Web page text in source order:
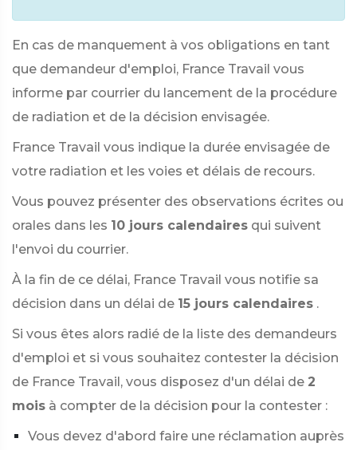
En cas de manquement à vos obligations en tant
que demandeur d'emploi, France Travail vous
informe par courrier du lancement de la procédure
de radiation et de la décision envisagée.
France Travail vous indique la durée envisagée de
votre radiation et les voies et délais de recours.
Vous pouvez présenter des observations écrites ou
orales dans les 10 jours calendaires qui suivent
l'envoi du courrier.
À la fin de ce délai, France Travail vous notifie sa
décision dans un délai de 15 jours calendaires .
Si vous êtes alors radié de la liste des demandeurs
d'emploi et si vous souhaitez contester la décision
de France Travail, vous disposez d'un délai de 2
mois à compter de la décision pour la contester :
Vous devez d'abord faire une réclamation auprès